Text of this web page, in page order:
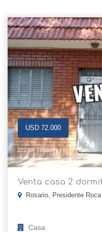
USD 72.000
222 M² Totales
Venta casa 2
Rosario, Presidente
Casa